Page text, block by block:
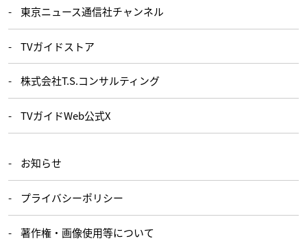
東京ニュース通信社チャンネル
TVガイドストア
株式会社T.S.コンサルティング
TVガイドWeb公式X
お知らせ
プライバシーポリシー
著作権・画像使用等について